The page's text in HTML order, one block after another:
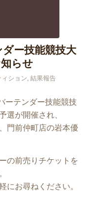
ダー技能競技大
らせ
ション,結果報告
ーテンダー技能競技
選が開催され、
門前仲町店の岩本優
の前売りチケットを
にお尋ねください。